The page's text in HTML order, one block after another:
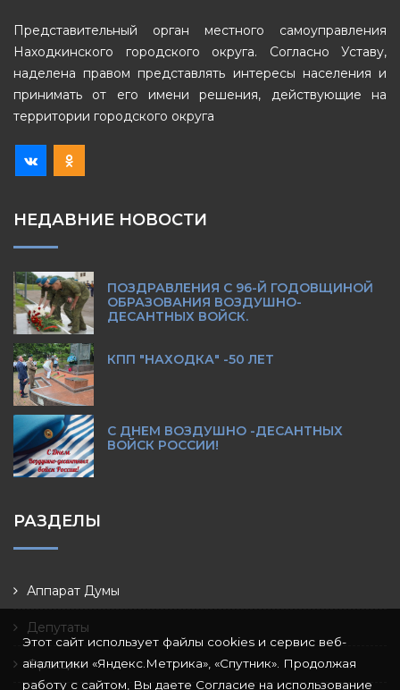
Представительный орган местного самоуправления
Находкинского городского округа. Согласно Уставу,
наделена правом представлять интересы населения и
принимать от его имени решения, действующие на
территории городского округа
НЕДАВНИЕ НОВОСТИ
ПОЗДРАВЛЕНИЯ С 96-Й ГОДОВЩИНОЙ
ОБРАЗОВАНИЯ ВОЗДУШНО-
ДЕСАНТНЫХ ВОЙСК.
КПП "НАХОДКА" -50 ЛЕТ
С ДНЕМ ВОЗДУШНО -ДЕСАНТНЫХ
ВОЙСК РОССИИ!
РАЗДЕЛЫ
Аппарат Думы
Депутаты
Фракции
Этот сайт использует файлы cookies и сервис веб-
аналитики «Яндекс.Метрика», «Спутник». Продолжая
работу с сайтом, Вы даете Согласие на использование